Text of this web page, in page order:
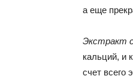
а еще
Экстракт
кальций, и
счет всего